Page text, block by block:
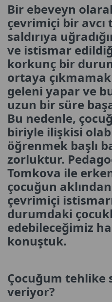
Bir ebeveyn
çevrimiçi bir avcı
saldırıya
ve istismar
korkunç bir
ortaya
geleni yapar ve
uzun bir süre
Bu nedenle,
biriyle ilişkisi
öğrenmek başlı
zorluktur.
Tomkova ile
çocuğun
çevrimiçi
durumdaki
edebileceğimiz
konuştuk.
Çocuğum tehlike
veriyor?